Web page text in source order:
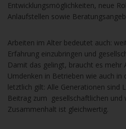
Entwicklungsmöglichkeiten, neue
Anlaufstellen sowie
Arbeiten im Alter bedeutet auch:
Erfahrung einzubringen und
Damit das gelingt, braucht es mehr
Umdenken in Betrieben wie auch in
letztlich gilt: Alle Generationen sind
Beitrag zum gesellschaftlichen und
Zusammenhalt ist gleichwertig.